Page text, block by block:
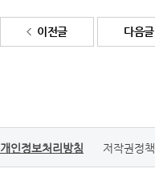
이전글 다음글
개인정보처리방침 저작권정책